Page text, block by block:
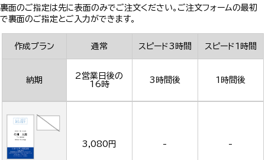
裏面のご指定は先に表面のみでご注文ください。ご注文フォームの最初
で裏面のご指定とご入力ができます。
作成プラン 通常 スピード3時間 スピード1時間
納期
2営業日後の
16時
3時間後 1時間後
3,080円 - -